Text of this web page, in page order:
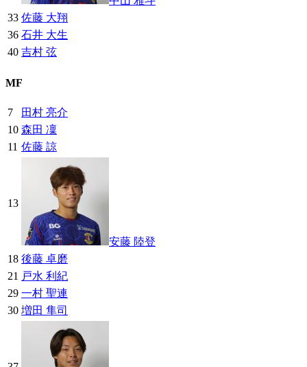
33 佐藤 大翔
36 石井 大生
40 吉村 弦
MF
7
田村 亮介
10 森田 凜
11 佐藤 諒
13
安藤 陸登
18 後藤 卓磨
21 戸水 利紀
29 一村 聖連
30 増田 隼司